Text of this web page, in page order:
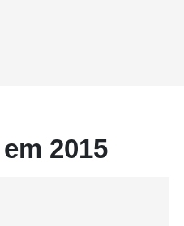
2015